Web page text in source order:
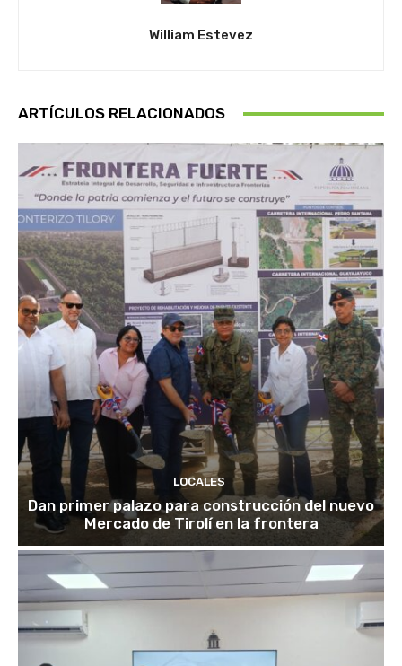
William Estevez
ARTÍCULOS RELACIONADOS
LOCALES
Dan primer palazo para construcción del nuevo
Mercado de Tirolí en la frontera